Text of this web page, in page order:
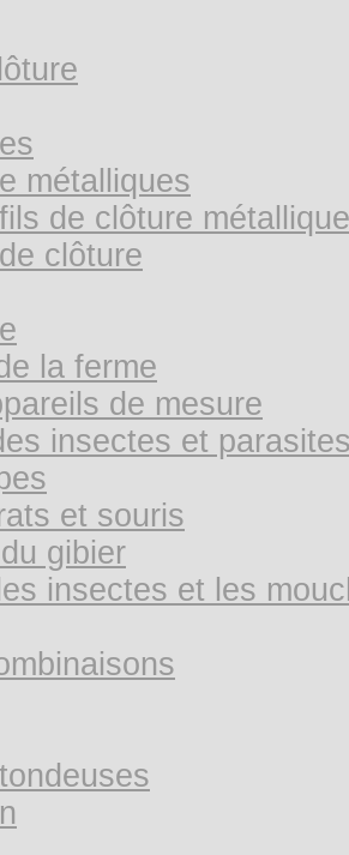
métalliques
de clôture
clôture
la ferme
de mesure
insectes et
et souris
gibier
insectes et les